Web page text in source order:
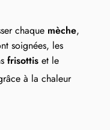
chaque mèche,
soignées, les
frisottis et le
à la chaleur